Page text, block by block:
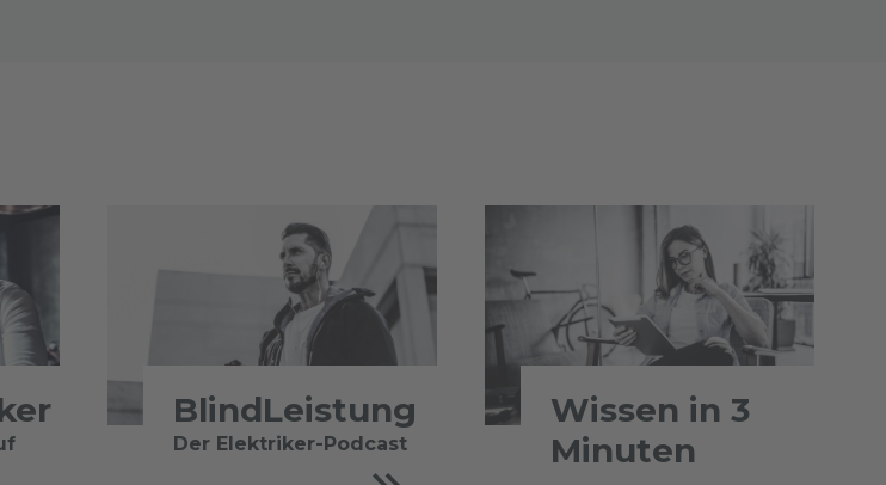
BlindLeistung
Der Elektriker-Podcast
Wissen in 3
Minuten